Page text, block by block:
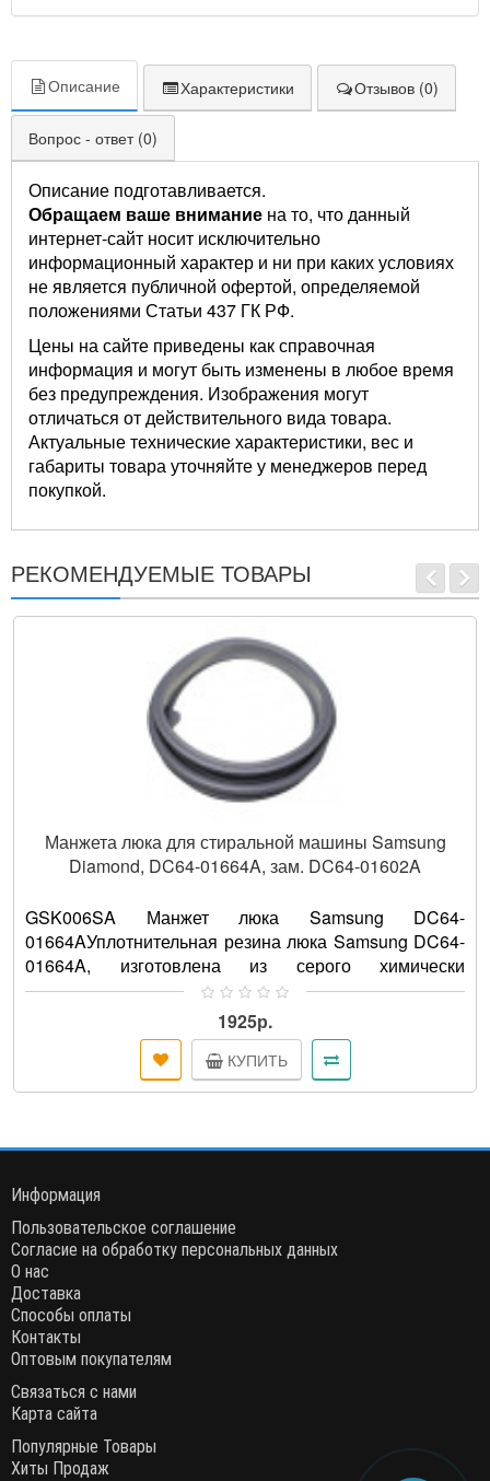
Описание Характеристики Отзывов (0)
Вопрос - ответ (0)
Описание подготавливается.
Обращаем ваше внимание на то, что данный
интернет-сайт носит исключительно
информационный характер и ни при каких условиях
не является публичной офертой, определяемой
положениями Статьи 437 ГК РФ.
Цены на сайте приведены как справочная
информация и могут быть изменены в любое время
без предупреждения. Изображения могут
отличаться от действительного вида товара.
Актуальные технические характеристики, вес и
габариты товара уточняйте у менеджеров перед
покупкой.
РЕКОМЕНДУЕМЫЕ ТОВАРЫ
Манжета люка для стиральной машины Samsung
Diamond, DC64-01664A, зам. DC64-01602A
GSK006SA Манжет люка Samsung DC64-
01664AУплотнительная резина люка Samsung DC64-
01664A, изготовлена из серого химически
нейтрального материала для стиральных ма..
1925р.
КУПИТЬ
Информация
Пользовательское соглашение
Согласие на обработку персональных данных
О нас
Доставка
Способы оплаты
Контакты
Оптовым покупателям
Связаться с нами
Карта сайта
Популярные Товары
Хиты Продаж